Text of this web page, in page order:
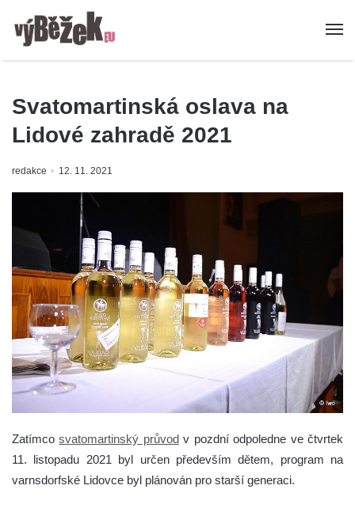
Svatomartinská oslava na
Lidové zahradě 2021
redakce 12. 11. 2021
Zatímcosvatomartinský průvodv pozdní odpoledne ve čtvrtek
11. listopadu 2021 byl určen především dětem, program na
varnsdorfské Lidovce byl plánován pro starší generaci.